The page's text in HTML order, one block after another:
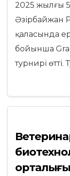
2025 жылғы
Әзірбайжан
қаласында
бойынша
турнирі